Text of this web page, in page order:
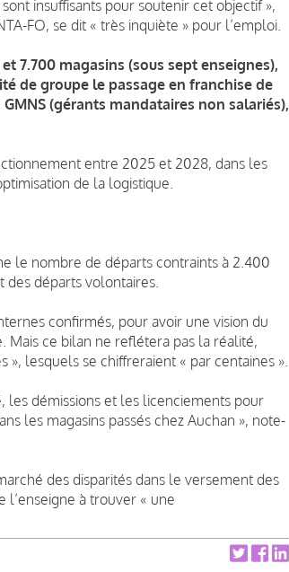
insuffisants pour soutenir cet objectif »,
FO, se dit « très inquiète » pour l’emploi.
7.700 magasins (sous sept enseignes),
de groupe le passage en franchise de
(gérants mandataires non salariés),
entre 2025 et 2028, dans les
de la logistique.
le nombre de départs contraints à 2.400
départs volontaires.
confirmés, pour avoir une vision du
ce bilan ne reflétera pas la réalité,
lesquels se chiffreraient « par centaines ».
les démissions et les licenciements pour
les magasins passés chez Auchan », note-
des disparités dans le versement des
l’enseigne à trouver « une